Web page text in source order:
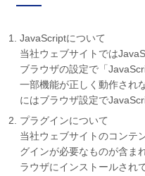
JavaScriptについて
当社ウェブサイトでは
ブラウザの設定で「
一部機能が正しく動作され
にはブラウザ設定で
プラグインについて
当社ウェブサイトのコンテ
グインが必要なものが含ま
ラウザにインストールされ